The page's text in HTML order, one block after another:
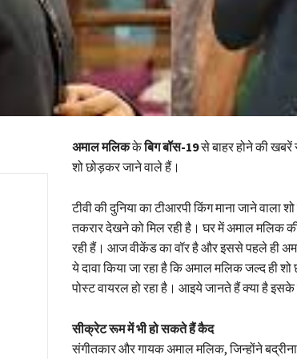
अमाल मलिककेबिग बॉस-19से बाहर होने की खबरें
शो छोड़कर जाने वाले हैं।
टीवी की दुनिया का टीआरपी किंग माना जाने वाला
तकरार देखने को मिल रही है। घर में अमाल मलिक
रही हैं। आज वीकेंड का वॉर है और इससे पहले ही
ये दावा किया जा रहा है कि अमाल मलिक जल्द ही
पोस्ट वायरल हो रहा है। आइये जानते हैं क्या है इसके
सीक्रेट रूम में भी हो सकते हैं कैद
संगीतकार और गायक अमाल मलिक, जिन्होंने